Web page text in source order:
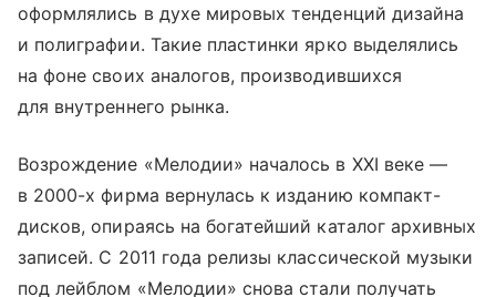
оформлялись в духе мировых тенденций дизайна
и полиграфии. Такие пластинки ярко выделялись
на фоне своих аналогов, производившихся
для внутреннего рынка.
Возрождение «Мелодии» началось в XXI веке —
в 2000-х фирма вернулась к изданию компакт-
дисков, опираясь на богатейший каталог архивных
записей. С 2011 года релизы классической музыки
под лейблом «Мелодии» снова стали получать